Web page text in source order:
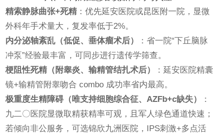
精索静脉曲张+死精 ：优先延安医院或昆医附一院，显微
外科年手术量大，复发率低于2%。
内分泌轴紊乱（低促、垂体瘤术后）
：省一院“下丘脑脉
冲泵”经验最丰富，可同步进行遗传学筛查。
梗阻性死精（附睾炎、输精管结扎术后）
：延安医院精囊
镜+输精管附睾吻合 combo 成功率省内最高。
极重度生精障碍（唯支持细胞综合征、AZFb+c缺失）
：
九二〇医院显微取精获精率可观，且军人绿色通道快速；
若倾向非公服务，可选锦欣九洲医院，IPS刺激+多点活